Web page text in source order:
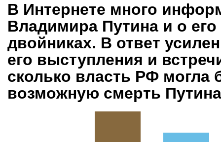
В Интернете много
Владимира Путина и о
двойниках. В ответ
его выступления и
сколько власть РФ могла
возможную смерть